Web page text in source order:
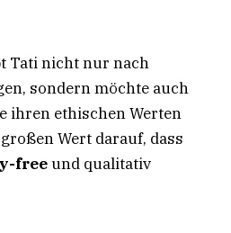
Tati nicht nur nach
sondern möchte auch
ihren ethischen Werten
Wert darauf, dass
freeund qualitativ